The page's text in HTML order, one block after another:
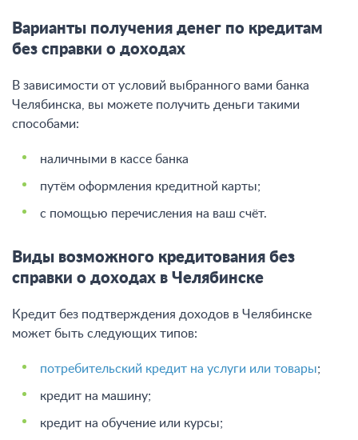
Варианты получения денег по кредитам
без справки о доходах
В зависимости от условий выбранного вами банка
Челябинска, вы можете получить деньги такими
способами:
наличными в кассе банка
путём оформления кредитной карты;
с помощью перечисления на ваш счёт.
Виды возможного кредитования без
справки о доходах в Челябинске
Кредит без подтверждения доходов в Челябинске
может быть следующих типов:
потребительский кредит на услуги или товары;
кредит на машину;
кредит на обучение или курсы;